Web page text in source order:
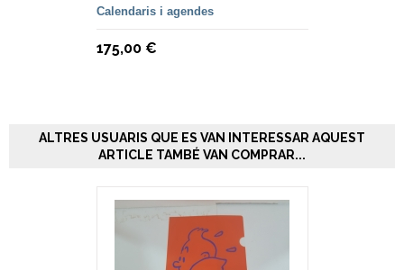
Calendaris i agendes
175,00 €
ALTRES USUARIS QUE ES VAN INTERESSAR AQUEST
ARTICLE TAMBÉ VAN COMPRAR...